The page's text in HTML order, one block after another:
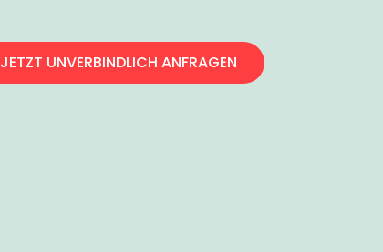
JETZT UNVERBINDLICH ANFRAGEN